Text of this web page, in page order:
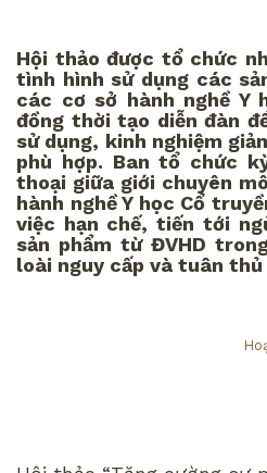
Hội thảo được tổ chức
tình hình sử dụng các
các cơ sở hành nghề Y
đồng thời tạo diễn đàn
sử dụng, kinh nghiệm
phù hợp. Ban tổ chức
thoại giữa giới chuyên
hành nghề Y học Cổ
việc hạn chế, tiến tới
sản phẩm từ ĐVHD
loài nguy cấp và tuân